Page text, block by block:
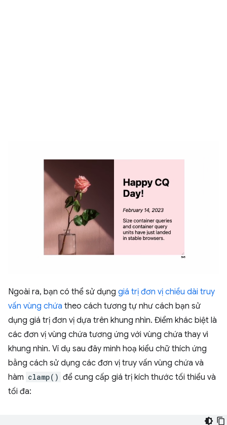
Ngoài ra, bạn có thể sử dụng giá trị đơn vị chiều dài truy
vấn vùng chứa theo cách tương tự như cách bạn sử
dụng giá trị đơn vị dựa trên khung nhìn. Điểm khác biệt là
các đơn vị vùng chứa tương ứng với vùng chứa thay vì
khung nhìn. Ví dụ sau đây minh hoạ kiểu chữ thích ứng
bằng cách sử dụng các đơn vị truy vấn vùng chứa và
hàm clamp() để cung cấp giá trị kích thước tối thiểu và
tối đa: